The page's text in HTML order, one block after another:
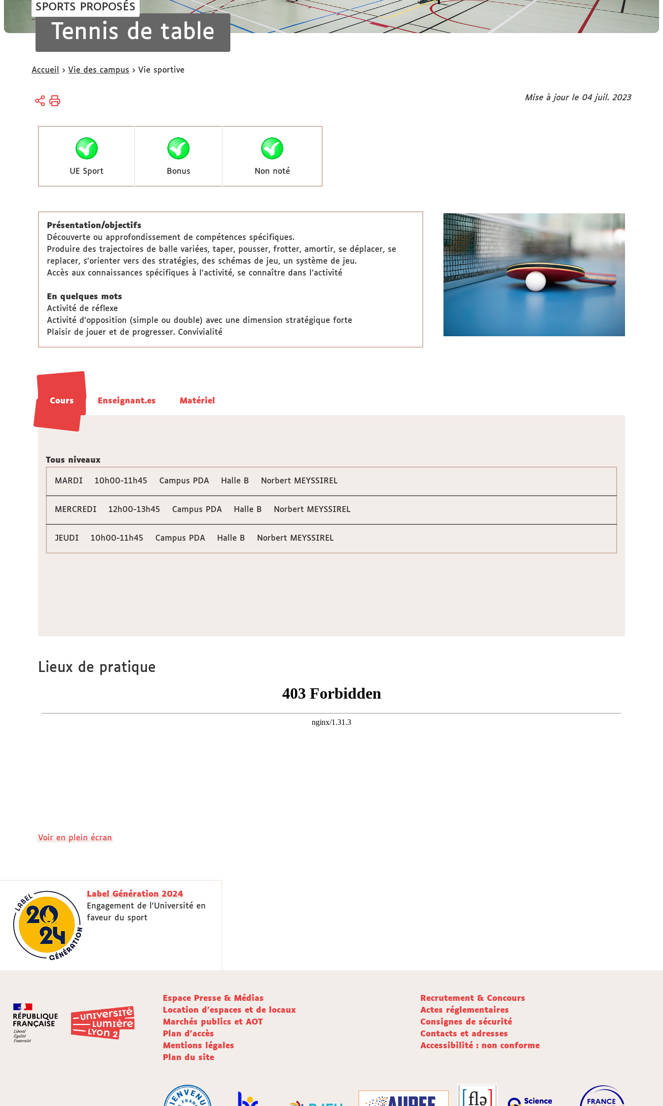
SPORTS PROPOSÉS
Tennis de table
Vous
ici :
Accueil Vie des campus Vie sportive
Mise à jour le 04 juil. 2023
UE Sport Bonus Non noté
Présentation/objectifs
Découverte ou approfondissement de compétences spécifiques.
Produire des trajectoires de balle variées, taper, pousser, frotter, amortir, se déplacer, se
replacer, s'orienter vers des stratégies, des schémas de jeu, un système de jeu.
Accès aux connaissances spécifiques à l'activité, se connaître dans l’activité
En quelques mots
Activité de réflexe
Activité d'opposition (simple ou double) avec une dimension stratégique forte
Plaisir de jouer et de progresser. Convivialité
Cours
Cours Enseignant.es
Enseignant.es Matériel
Matériel
Tous niveaux
MARDI 10h00-11h45 Campus PDA Halle B Norbert MEYSSIREL
MERCREDI 12h00-13h45 Campus PDA Halle B Norbert MEYSSIREL
JEUDI 10h00-11h45 Campus PDA Halle B Norbert MEYSSIREL
Lieux de pratique
Voir en plein écran
Label Génération 2024
Engagement de l'Université en
faveur du sport
Espace Presse & Médias
Recrutement & Concours
Location d'espaces et de locaux
Actes réglementaires
Marchés publics et AOT
Consignes de sécurité
Plan d'accès
Contacts et adresses
Mentions légales
Accessibilité : non conforme
Plan du site